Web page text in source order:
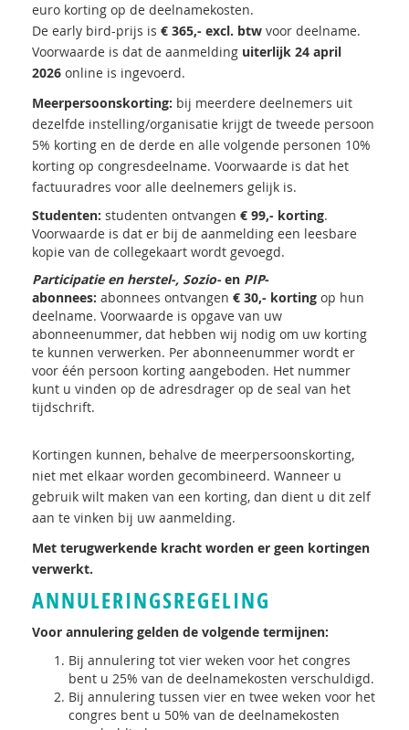
euro korting op de deelnamekosten.
De early bird-prijs is € 365,- excl. btw voor deelname.
Voorwaarde is dat de aanmelding uiterlijk 24 april
2026 online is ingevoerd.
Meerpersoonskorting: bij meerdere deelnemers uit
dezelfde instelling/organisatie krijgt de tweede persoon
5% korting en de derde en alle volgende personen 10%
korting op congresdeelname. Voorwaarde is dat het
factuuradres voor alle deelnemers gelijk is.
Studenten: studenten ontvangen € 99,- korting.
Voorwaarde is dat er bij de aanmelding een leesbare
kopie van de collegekaart wordt gevoegd.
Participatie en herstel-, Sozio- en PIP-
abonnees: abonnees ontvangen € 30,- korting op hun
deelname. Voorwaarde is opgave van uw
abonneenummer, dat hebben wij nodig om uw korting
te kunnen verwerken. Per abonneenummer wordt er
voor één persoon korting aangeboden. Het nummer
kunt u vinden op de adresdrager op de seal van het
tijdschrift.
Kortingen kunnen, behalve de meerpersoonskorting,
niet met elkaar worden gecombineerd. Wanneer u
gebruik wilt maken van een korting, dan dient u dit zelf
aan te vinken bij uw aanmelding.
Met terugwerkende kracht worden er geen kortingen
verwerkt.
ANNULERINGSREGELING
Voor annulering gelden de volgende termijnen:
Bij annulering tot vier weken voor het congres
bent u 25% van de deelnamekosten verschuldigd.
Bij annulering tussen vier en twee weken voor het
congres bent u 50% van de deelnamekosten